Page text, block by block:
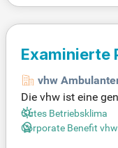
vhw
Die vhw ist eine
l ist es, vielfältige
leidenschaftlich für
Gutes Betriebsklima
Corporate Benefit